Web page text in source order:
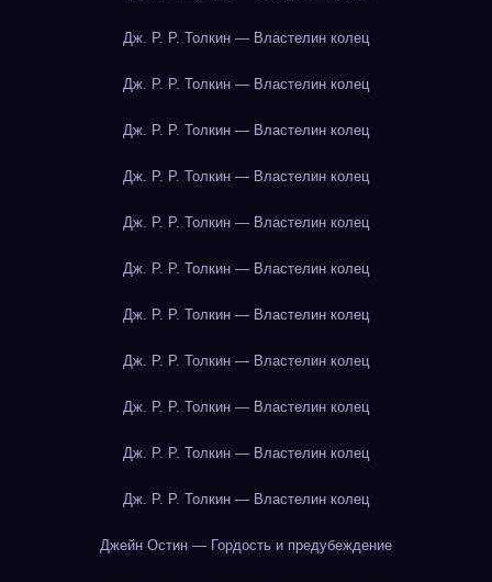
Дж. Р. Р. Толкин — Властелин колец
Дж. Р. Р. Толкин — Властелин колец
Дж. Р. Р. Толкин — Властелин колец
Дж. Р. Р. Толкин — Властелин колец
Дж. Р. Р. Толкин — Властелин колец
Дж. Р. Р. Толкин — Властелин колец
Дж. Р. Р. Толкин — Властелин колец
Дж. Р. Р. Толкин — Властелин колец
Дж. Р. Р. Толкин — Властелин колец
Дж. Р. Р. Толкин — Властелин колец
Дж. Р. Р. Толкин — Властелин колец
Джейн Остин — Гордость и предубеждение